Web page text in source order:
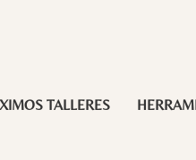
TALLERES